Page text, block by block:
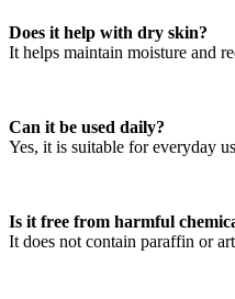
Does it help with dry skin?
It helps maintain moisture and
Can it be used daily?
Yes, it is suitable for everyday
Is it free from harmful
It does not contain paraffin or